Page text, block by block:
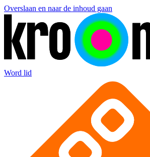
Overslaan en naar de inhoud gaan
Word lid